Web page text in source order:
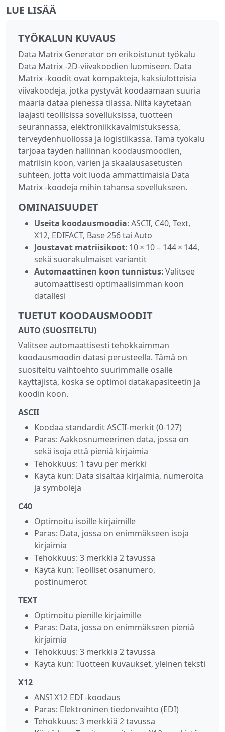
LUE LISÄÄ
TYÖKALUN KUVAUS
Data Matrix Generator on erikoistunut työkalu
Data Matrix -2D-viivakoodien luomiseen. Data
Matrix -koodit ovat kompakteja, kaksiulotteisia
viivakoodeja, jotka pystyvät koodaamaan suuria
määriä dataa pienessä tilassa. Niitä käytetään
laajasti teollisissa sovelluksissa, tuotteen
seurannassa, elektroniikkavalmistuksessa,
terveydenhuollossa ja logistiikassa. Tämä työkalu
tarjoaa täyden hallinnan koodausmoodien,
matriisin koon, värien ja skaalausasetusten
suhteen, jotta voit luoda ammattimaisia Data
Matrix -koodeja mihin tahansa sovellukseen.
OMINAISUUDET
Useita koodausmoodia: ASCII, C40, Text,
X12, EDIFACT, Base 256 tai Auto
Joustavat matriisikoot: 10 × 10 – 144 × 144,
sekä suorakulmaiset variantit
Automaattinen koon tunnistus: Valitsee
automaattisesti optimaalisimman koon
datallesi
TUETUT KOODAUSMOODIT
AUTO (SUOSITELTU)
Valitsee automaattisesti tehokkaimman
koodausmoodin datasi perusteella. Tämä on
suositeltu vaihtoehto suurimmalle osalle
käyttäjistä, koska se optimoi datakapasiteetin ja
koodin koon.
ASCII
Koodaa standardit ASCII‑merkit (0‑127)
Paras: Aakkosnumeerinen data, jossa on
sekä isoja että pieniä kirjaimia
Tehokkuus: 1 tavu per merkki
Käytä kun: Data sisältää kirjaimia, numeroita
ja symboleja
C40
Optimoitu isoille kirjaimille
Paras: Data, jossa on enimmäkseen isoja
kirjaimia
Tehokkuus: 3 merkkiä 2 tavussa
Käytä kun: Teolliset osanumero,
postinumerot
TEXT
Optimoitu pienille kirjaimille
Paras: Data, jossa on enimmäkseen pieniä
kirjaimia
Tehokkuus: 3 merkkiä 2 tavussa
Käytä kun: Tuotteen kuvaukset, yleinen teksti
X12
ANSI X12 EDI -koodaus
Paras: Elektroninen tiedonvaihto (EDI)
Tehokkuus: 3 merkkiä 2 tavussa